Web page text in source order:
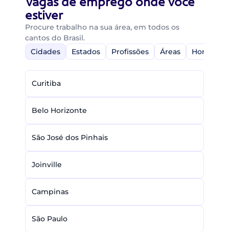
estiver
Procure trabalho na sua área, em todos os
cantos do Brasil.
Cidades
Estados Profissões Áreas Home-
Curitiba
Belo Horizonte
São José dos Pinhais
Joinville
Campinas
São Paulo